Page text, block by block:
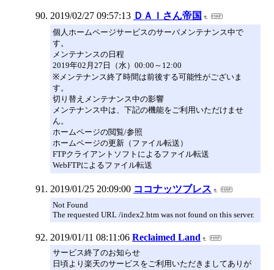
2019/02/27 09:57:13 ＤＡＩさん帝国
個人ホームページサービスのサーバメンテナンス中で
す。
メンテナンスの日程
2019年02月27日（水）00:00～12:00
※メンテナンス終了時間は前後する可能性がございま
す。
切り替えメンテナンス中の影響
メンテナンス中は、下記の機能をご利用いただけませ
ん。
ホームページの閲覧/参照
ホームページの更新（ファイル転送）
FTPクライアントソフトによるファイル転送
WebFTPによるファイル転送
2019/01/25 20:09:00 ココナッツブレス
Not Found
The requested URL /index2.htm was not found on this server.
2019/01/11 08:11:06 Reclaimed Land
サービス終了のお知らせ
日頃より楽天のサービスをご利用いただきましてありが